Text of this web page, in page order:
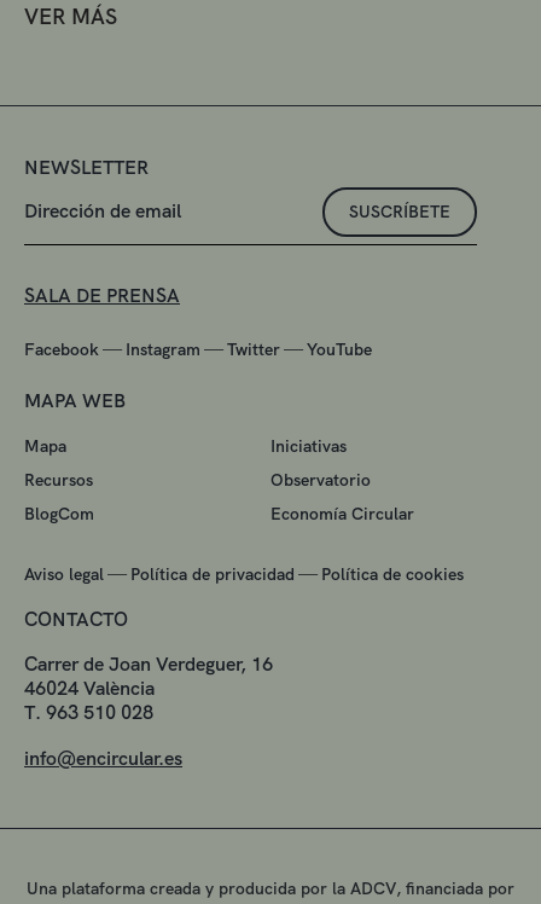
VER MÁS
NEWSLETTER
SUSCRÍBETE
SALA DE PRENSA
Facebook — Instagram —Twitter—YouTube
MAPA WEB
Mapa
Iniciativas
Recursos
Observatorio
BlogCom
Economía Circular
Aviso legal — Política de privacidad — Política de cookies
CONTACTO
Carrer de Joan Verdeguer, 16
46024 València
T. 963 510 028
info@encircular.es
Una plataforma creada y producida por la ADCV, financiada por